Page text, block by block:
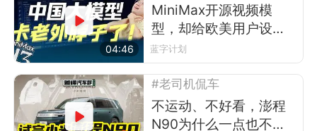
04:46
MiniMax开源视频模
型，却给欧美用户设了
道门槛
蓝字计划
#老司机侃车
不运动、不好看，澎程
N90为什么一点也不像